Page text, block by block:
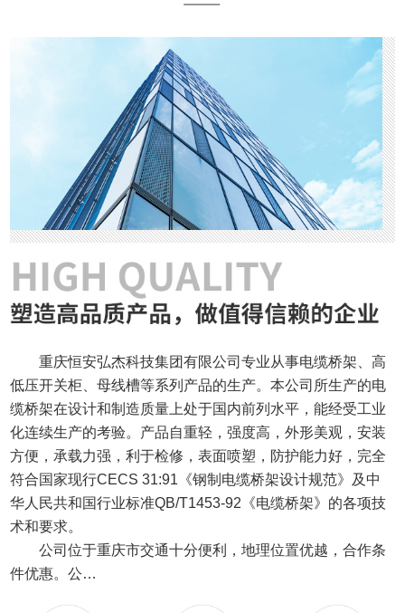
重庆恒安弘杰科技集团有限公司专业从事电缆桥架、高
低压开关柜、母线槽等系列产品的生产。本公司所生产的电
缆桥架在设计和制造质量上处于国内前列水平，能经受工业
化连续生产的考验。产品自重轻，强度高，外形美观，安装
方便，承载力强，利于检修，表面喷塑，防护能力好，完全
符合国家现行CECS 31:91《钢制电缆桥架设计规范》及中
华人民共和国行业标准QB/T1453-92《电缆桥架》的各项技
术和要求。
公司位于重庆市交通十分便利，地理位置优越，合作条
件优惠。公…